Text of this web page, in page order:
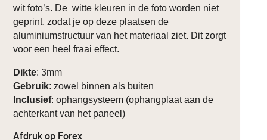
wit foto’s. De witte kleuren in de foto worden niet
geprint, zodat je op deze plaatsen de
aluminiumstructuur van het materiaal ziet. Dit zorgt
voor een heel fraai effect.
Dikte: 3mm
Gebruik: zowel binnen als buiten
Inclusief: ophangsysteem (ophangplaat aan de
achterkant van het paneel)
Afdruk op Forex